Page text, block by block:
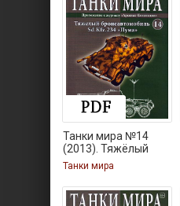
Танки мира №14
(2013). Тяжёлый
Танки мира